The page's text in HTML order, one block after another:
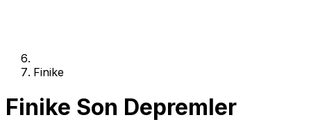
Finike
Finike Son Depremler